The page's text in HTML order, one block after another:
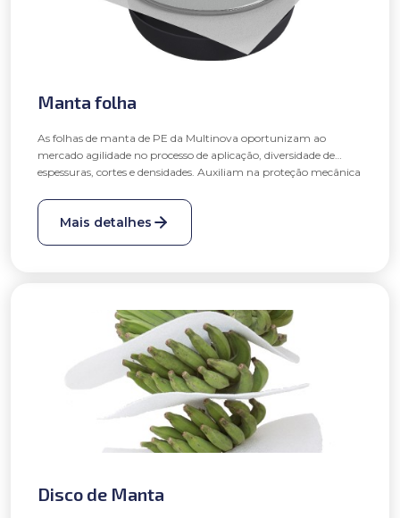
Manta folha
As folhas de manta de PE da Multinova oportunizam ao
mercado agilidade no processo de aplicação, diversidade de
espessuras, cortes e densidades. Auxiliam na proteção mecânica
mesmos. Tem aplicações variadas, destacando-se a utilização
nos segmentos moveleiro, eletroeletrônico, entre outros.
poderá exceder 1.350mm;
Se o comprimento for maior que 1.350mm, a largura não
poderá exceder 1.350mm;
Mais detalhes
Disco de Manta